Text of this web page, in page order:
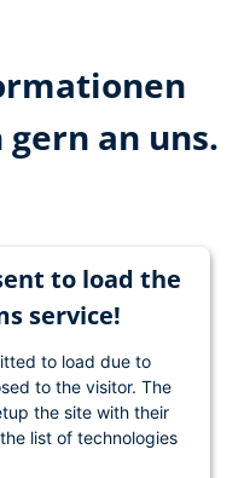
gern an uns.
to load the
service!
to load due to
to the visitor. The
the site with their
list of technologies